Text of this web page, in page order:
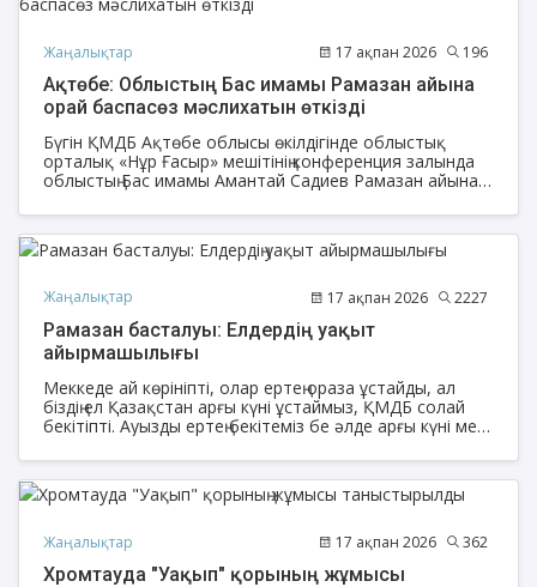
семинар өтті.
Жаңалықтар 17 ақпан 2026 196
Ақтөбе: Облыстың Бас имамы Рамазан айына
орай баспасөз мәслихатын өткізді
Бүгін ҚМДБ Ақтөбе облысы өкілдігінде облыстық
орталық «Нұр Ғасыр» мешітінің конференция залында
облыстың Бас имамы Амантай Садиев Рамазан айына
дайындық» тақырыбында баспасөз мәслихатын
өткізді.
Жаңалықтар 17 ақпан 2026 2227
Рамазан басталуы: Елдердің уақыт
айырмашылығы
Меккеде ай көрініпті, олар ертең ораза ұстайды, ал
біздің ел Қазақстан арғы күні ұстаймыз, ҚМДБ солай
бекітіпті. Ауызды ертең бекітеміз бе әлде арғы күні ме?
Жаңалықтар 17 ақпан 2026 362
Хромтауда "Уақып" қорының жұмысы